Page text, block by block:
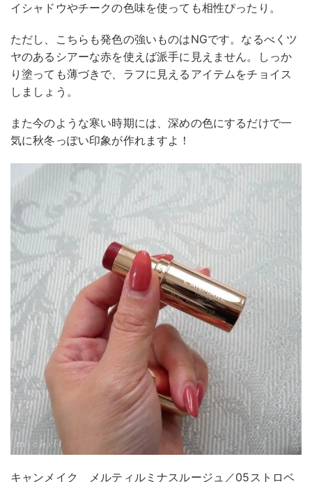
イシャドウやチークの色味を使っても相性ぴったり。
ただし、こちらも発色の強いものはNGです。なるべくツ
ヤのあるシアーな赤を使えば派手に見えません。しっか
り塗っても薄づきで、ラフに見えるアイテムをチョイス
しましょう。
また今のような寒い時期には、深めの色にするだけで一
気に秋冬っぽい印象が作れますよ！
キャンメイク メルティルミナスルージュ／05ストロベ